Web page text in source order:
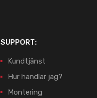
SUPPORT:
Kundtjänst
Hur handlar jag?
Montering